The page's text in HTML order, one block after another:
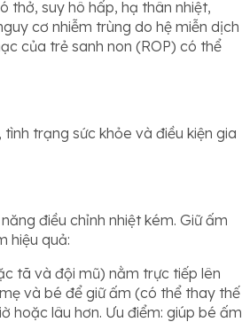
thở, suy hô hấp, hạ thân nhiệt,
cơ nhiễm trùng do hệ miễn dịch
của trẻ sanh non (ROP) có thể
trạng sức khỏe và điều kiện gia
điều chỉnh nhiệt kém. Giữ ấm
hiệu quả:
tã và đội mũ) nằm trực tiếp lên
và bé để giữ ấm (có thể thay thế
hoặc lâu hơn. Ưu điểm: giúp bé ấm